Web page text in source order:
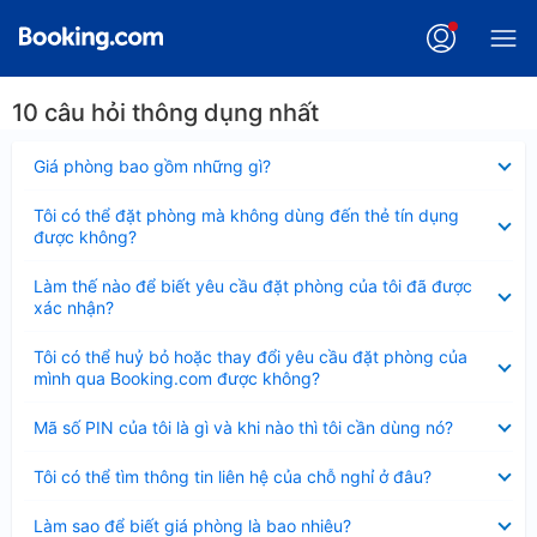
10 câu hỏi thông dụng nhất
Giá phòng bao gồm những gì?
thu
Tôi có thể đặt phòng mà không dùng đến thẻ tín dụng
được không?
thu
gọn
Làm thế nào để biết yêu cầu đặt phòng của tôi đã được
xác nhận?
thu
gọn
Tôi có thể huỷ bỏ hoặc thay đổi yêu cầu đặt phòng của
mình qua Booking.com được không?
thu
gọn
Mã số PIN của tôi là gì và khi nào thì tôi cần dùng nó?
thu
Tôi có thể tìm thông tin liên hệ của chỗ nghỉ ở đâu?
thu
Làm sao để biết giá phòng là bao nhiêu?
thu